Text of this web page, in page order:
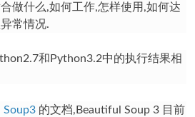
做什么,如何工作,怎样使用,如何达
常情况.
和Python3.2中的执行结果相
Soup3的文档,Beautiful Soup 3 目前